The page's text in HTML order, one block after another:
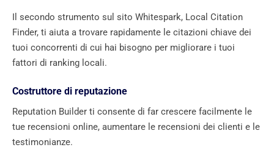
Il secondo strumento sul sito Whitespark, Local Citation
Finder, ti aiuta a trovare rapidamente le citazioni chiave dei
tuoi concorrenti di cui hai bisogno per migliorare i tuoi
fattori di ranking locali.
Costruttore di reputazione
Reputation Builder ti consente di far crescere facilmente le
tue recensioni online, aumentare le recensioni dei clienti e le
testimonianze.